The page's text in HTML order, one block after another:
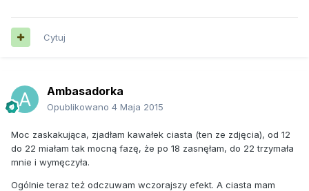
Cytuj
Ambasadorka
Opublikowano 4 Maja 2015
Moc zaskakująca, zjadłam kawałek ciasta (ten ze zdjęcia), od 12
do 22 miałam tak mocną fazę, że po 18 zasnęłam, do 22 trzymała
mnie i wymęczyła.
Ogólnie teraz też odczuwam wczorajszy efekt. A ciasta mam